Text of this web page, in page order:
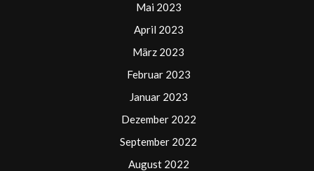
Mai 2023
April 2023
März 2023
Februar 2023
Januar 2023
Dezember 2022
September 2022
August 2022